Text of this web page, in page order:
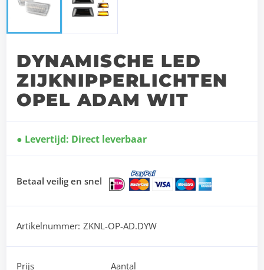
DYNAMISCHE LED
ZIJKNIPPERLICHTEN
OPEL ADAM WIT
Levertijd: Direct leverbaar
Betaal veilig en snel
Artikelnummer: ZKNL-OP-AD.DYW
Prijs
Aantal